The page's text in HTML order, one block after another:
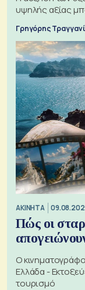
υψηλής αξίας
Γρηγόρης
ΑΚΙΝΗΤΑ
Πώς οι
Ο
Ελλάδα -
τουρισμό